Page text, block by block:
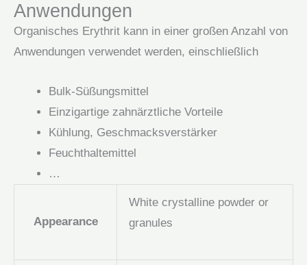
Anwendungen
Organisches Erythrit kann in einer großen Anzahl von
Anwendungen verwendet werden, einschließlich
Bulk-Süßungsmittel
Einzigartige zahnärztliche Vorteile
Kühlung, Geschmacksverstärker
Feuchthaltemittel
…
Appearance
White crystalline powder or
granules